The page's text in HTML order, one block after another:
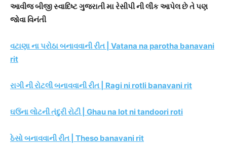
આવીજ બીજી સ્વાદિષ્ટ ગુજરાતી મા રેસીપી ની લીંક આપેલ છે તે પણ
જોવા વિનંતી
વટાણા ના પરોઠા બનાવવાની રીત | Vatana na parotha banavani
rit
રાગી ની રોટલી બનાવવાની રીત | Ragi ni rotli banavani rit
ઘઉંના લોટની તંદુરી રોટી | Ghau na lot ni tandoori roti
ઠેસો બનાવવાની રીત | Theso banavani rit